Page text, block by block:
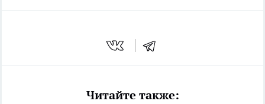
Читайте также: